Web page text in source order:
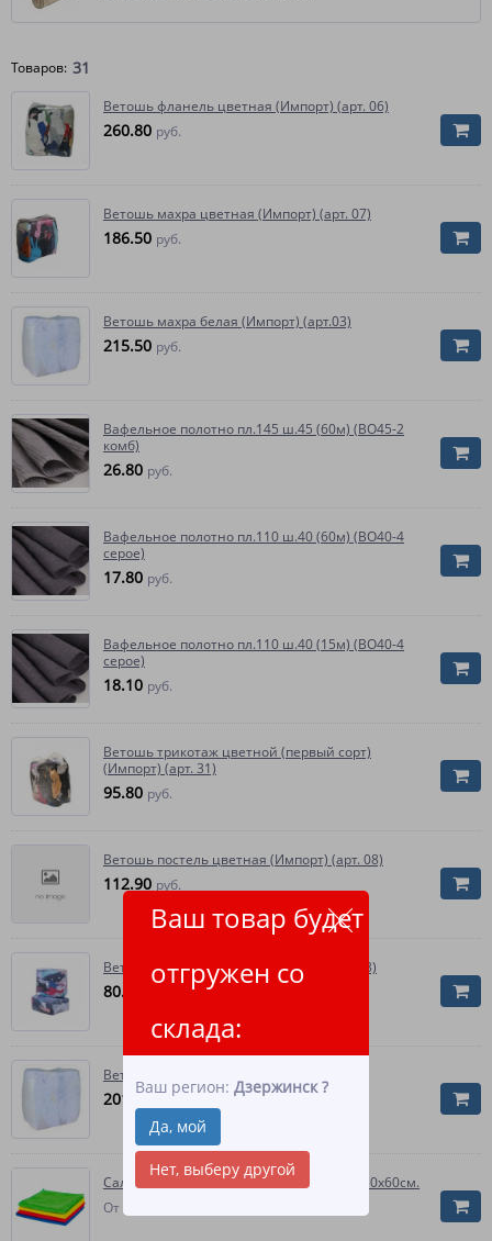
Ваш товар будет
отгружен со
склада:
Ваш регион:Дзержинск ?
Да, мой
Нет, выберу другой
Товаров: 31
Ветошь фланель цветная (Импорт) (арт. 06)
260.80 руб.
Ветошь махра цветная (Импорт) (арт. 07)
186.50 руб.
Ветошь махра белая (Импорт) (арт.03)
215.50 руб.
Вафельное полотно пл.145 ш.45 (60м) (ВО45-2
комб)
26.80 руб.
Вафельное полотно пл.110 ш.40 (60м) (ВО40-4
серое)
17.80 руб.
Вафельное полотно пл.110 ш.40 (15м) (ВО40-4
серое)
18.10 руб.
Ветошь трикотаж цветной (первый сорт)
(Импорт) (арт. 31)
95.80 руб.
Ветошь постель цветная (Импорт) (арт. 08)
112.90 руб.
Ветошь коттон цветной (Импорт) (арт. 33)
80.70
Ветошь белая Импорт (10 шт.)
201.30 руб.
Салфетка из микрофибры пл.200 гр/м2, 50х60см.
От